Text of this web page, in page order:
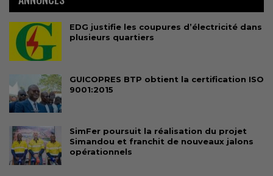
EDG justifie les coupures d’électricité dans
plusieurs quartiers
GUICOPRES BTP obtient la certification ISO
9001:2015
SimFer poursuit la réalisation du projet
Simandou et franchit de nouveaux jalons
opérationnels